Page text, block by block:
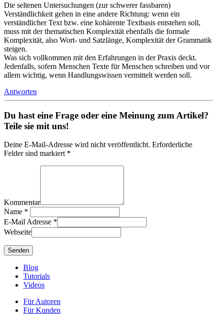
Die seltenen Untersuchungen (zur schwerer fassbaren)
Verständlichkeit gehen in eine andere Richtung: wenn ein
verständlicher Text bzw. eine kohärente Textbasis entstehen soll,
muss mit der thematischen Komplexität ebenfalls die formale
Komplexität, also Wort- und Satzlänge, Komplexität der Grammatik
steigen.
Was sich vollkommen mit den Erfahrungen in der Praxis deckt.
Jedenfalls, sofern Menschen Texte für Menschen schreiben und vor
allem wichtig, wenn Handlungswissen vermittelt werden soll.
Antworten
Du hast eine Frage oder eine Meinung zum Artikel?
Teile sie mit uns!
Deine E-Mail-Adresse wird nicht veröffentlicht. Erforderliche
Felder sind markiert *
Kommentar
Name *
E-Mail Adresse *
Webseite
Blog
Tutorials
Videos
Für Autoren
Für Kunden